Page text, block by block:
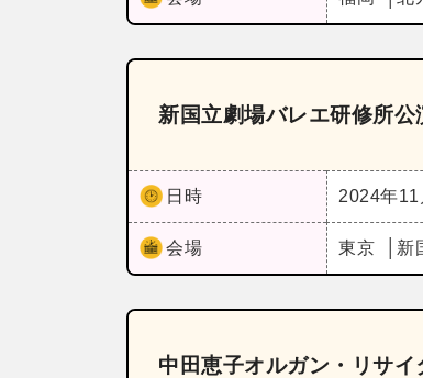
新国立劇場バレエ研修所公
日時 2024年11
会場 東京 新
中田恵子オルガン・リサ